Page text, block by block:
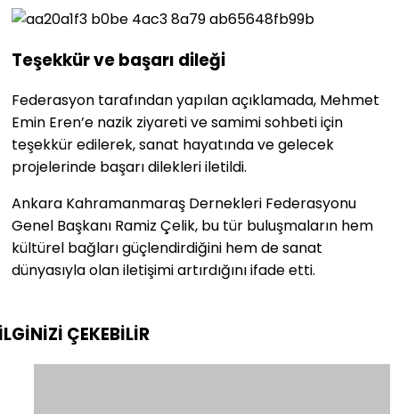
Teşekkür ve başarı dileği
Federasyon tarafından yapılan açıklamada, Mehmet
Emin Eren’e nazik ziyareti ve samimi sohbeti için
teşekkür edilerek, sanat hayatında ve gelecek
projelerinde başarı dilekleri iletildi.
Ankara Kahramanmaraş Dernekleri Federasyonu
Genel Başkanı Ramiz Çelik, bu tür buluşmaların hem
kültürel bağları güçlendirdiğini hem de sanat
dünyasıyla olan iletişimi artırdığını ifade etti.
ÇEKEBİLİR